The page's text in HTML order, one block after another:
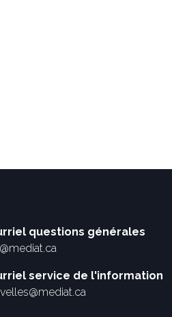
questions générales
service de l'information